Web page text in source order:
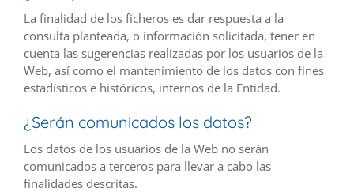
La finalidad de los ficheros es dar respuesta a la
consulta planteada, o información solicitada, tener en
cuenta las sugerencias realizadas por los usuarios de la
Web, así como el mantenimiento de los datos con fines
estadísticos e históricos, internos de la Entidad.
¿Serán comunicados los datos?
Los datos de los usuarios de la Web no serán
comunicados a terceros para llevar a cabo las
finalidades descritas.